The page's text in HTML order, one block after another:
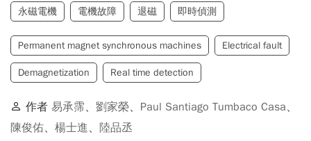
永磁電機 電機故障 退磁 即時偵測
Permanent magnet synchronous machines Electrical fault
Demagnetization Real time detection
作者 易承霈、 劉家榮、 Paul Santiago Tumbaco Casa、
陳俊佑、 楊士進、 陸品丞